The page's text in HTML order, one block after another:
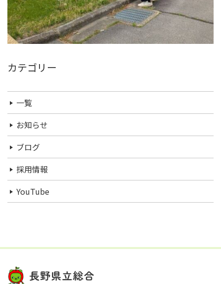
カテゴリー
一覧
お知らせ
ブログ
採用情報
YouTube